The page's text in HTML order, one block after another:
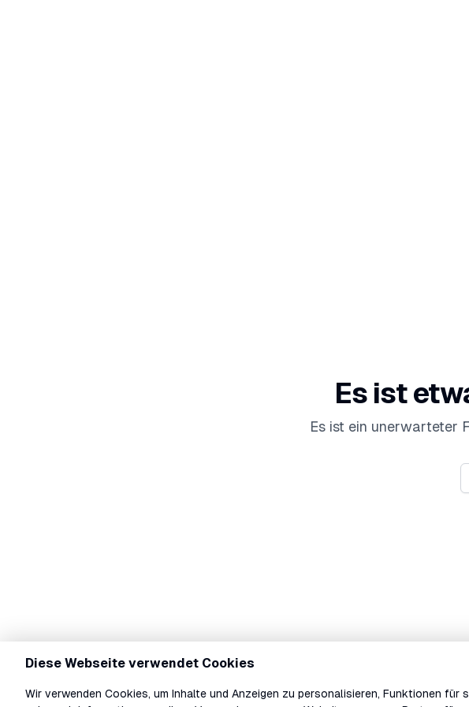
Diese Webseite verwendet Cookies
Wir verwenden Cookies, um Inhalte und Anzeigen zu personalisieren, Funktionen
Es ist
Es ist ein unerwarteter